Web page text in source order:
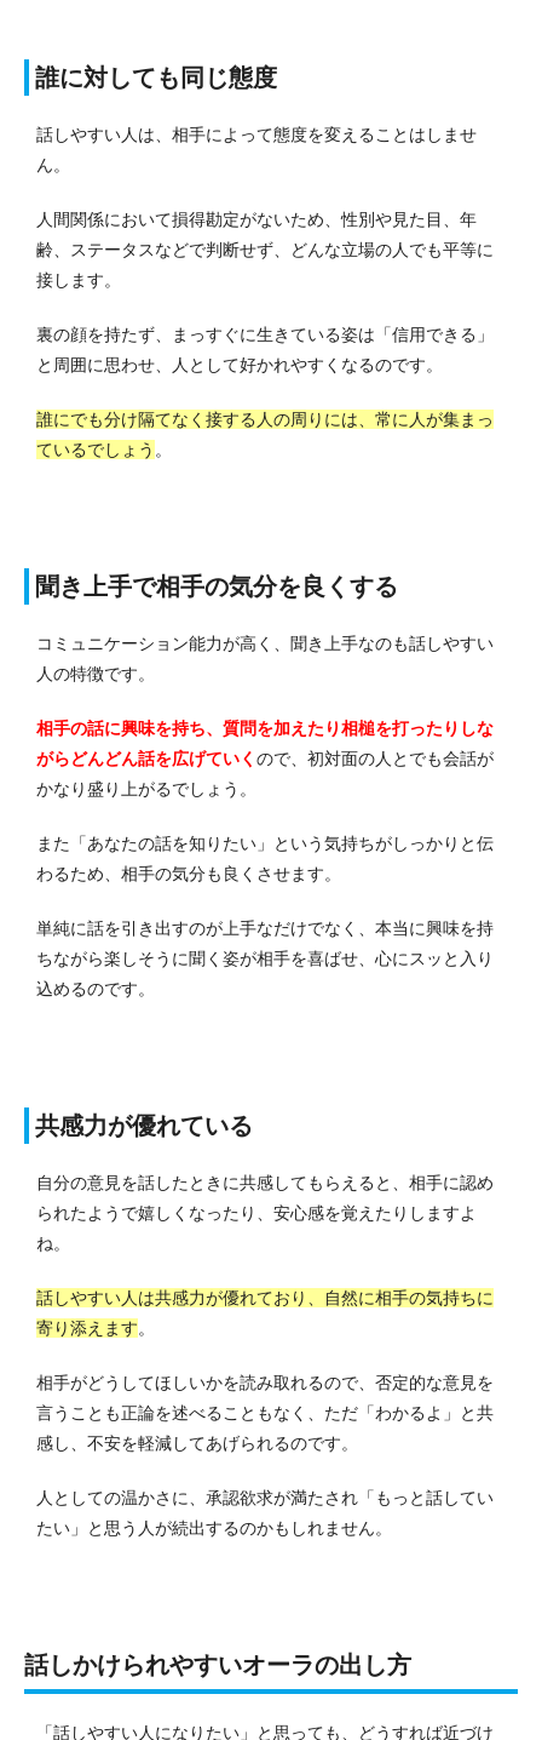
誰に対しても同じ態度
話しやすい人は、相手によって態度を変えることはしませ
ん。
人間関係において損得勘定がないため、性別や見た目、年
齢、ステータスなどで判断せず、どんな立場の人でも平等に
接します。
裏の顔を持たず、まっすぐに生きている姿は「信用できる」
と周囲に思わせ、人として好かれやすくなるのです。
誰にでも分け隔てなく接する人の周りには、常に人が集まっ
ているでしょう 。
聞き上手で相手の気分を良くする
コミュニケーション能力が高く、聞き上手なのも話しやすい
人の特徴です。
相手の話に興味を持ち、質問を加えたり相槌を打ったりしな
がらどんどん話を広げていく ので、初対面の人とでも会話が
かなり盛り上がるでしょう。
また「あなたの話を知りたい」という気持ちがしっかりと伝
わるため、相手の気分も良くさせます。
単純に話を引き出すのが上手なだけでなく、本当に興味を持
ちながら楽しそうに聞く姿が相手を喜ばせ、心にスッと入り
込めるのです。
共感力が優れている
自分の意見を話したときに共感してもらえると、相手に認め
られたようで嬉しくなったり、安心感を覚えたりしますよ
ね。
話しやすい人は共感力が優れており、自然に相手の気持ちに
寄り添えます。
相手がどうしてほしいかを読み取れるので、否定的な意見を
言うことも正論を述べることもなく、ただ「わかるよ」と共
感し、不安を軽減してあげられるのです。
人としての温かさに、承認欲求が満たされ「もっと話してい
たい」と思う人が続出するのかもしれません。
話しかけられやすいオーラの出し方
「話しやすい人になりたい」と思っても、どうすれば近づけ